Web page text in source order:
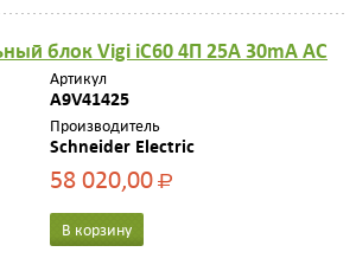
блок Vigi iC60 4П 25A 30mA AC
Артикул
A9V41425
Производитель
Schneider Electric
58 020,00Р
В корзину